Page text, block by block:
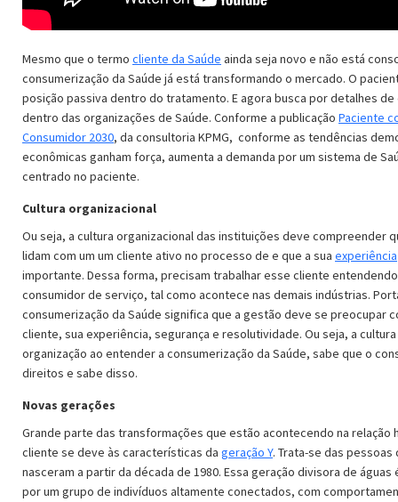
Mesmo que o termo cliente da Saúde ainda seja novo e não está
consumerização da Saúde já está transformando o mercado. O
posição passiva dentro do tratamento. E agora busca por detalhes de
dentro das organizações de Saúde. Conforme a publicação Paciente
Consumidor 2030, da consultoria KPMG, conforme as tendências
econômicas ganham força, aumenta a demanda por um sistema de
centrado no paciente.
Cultura organizacional
Ou seja, a cultura organizacional das instituições deve compreender
lidam com um um cliente ativo no processo de e que a sua experiência
importante. Dessa forma, precisam trabalhar esse cliente
consumidor de serviço, tal como acontece nas demais indústrias.
consumerização da Saúde significa que a gestão deve se preocupar
cliente, sua experiência, segurança e resolutividade. Ou seja, a
organização ao entender a consumerização da Saúde, sabe que o
direitos e sabe disso.
Novas gerações
Grande parte das transformações que estão acontecendo na relação
cliente se deve às características da geração Y. Trata-se das pessoas
nasceram a partir da década de 1980. Essa geração divisora de águas
por um grupo de indivíduos altamente conectados, com